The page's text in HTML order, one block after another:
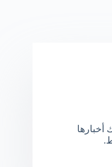
أخبارها